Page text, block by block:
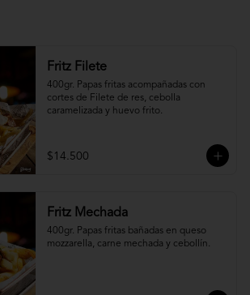
Fritz Filete
400gr. Papas fritas acompañadas con
cortes de Filete de res, cebolla
caramelizada y huevo frito.
$14.500
Fritz Mechada
400gr. Papas fritas bañadas en queso
mozzarella, carne mechada y cebollín.